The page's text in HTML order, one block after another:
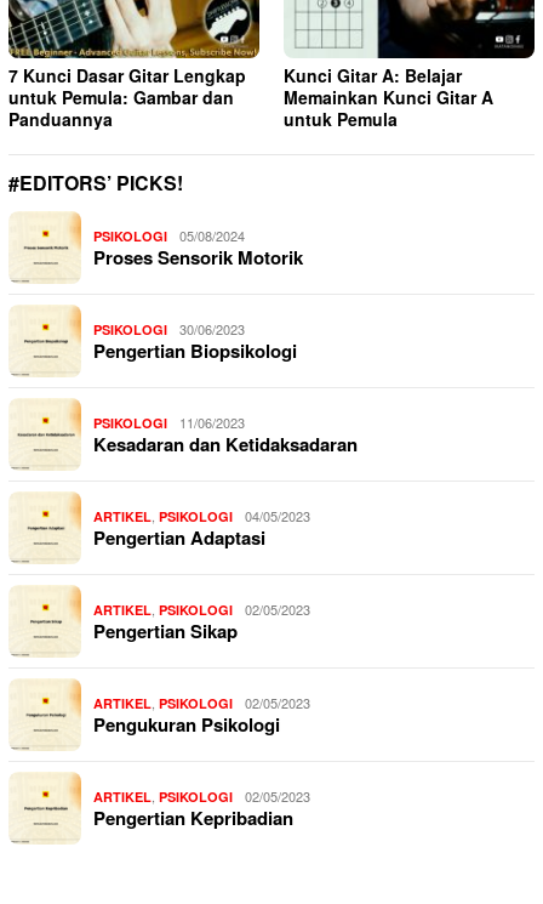
7 Kunci Dasar Gitar Lengkap
untuk Pemula: Gambar dan
Panduannya
Kunci Gitar A: Belajar
Memainkan Kunci Gitar A
untuk Pemula
#EDITORS’ PICKS!
PSIKOLOGI 05/08/2024
Proses Sensorik Motorik
PSIKOLOGI 30/06/2023
Pengertian Biopsikologi
PSIKOLOGI 11/06/2023
Kesadaran dan Ketidaksadaran
ARTIKEL PSIKOLOGI 04/05/2023
Pengertian Adaptasi
ARTIKEL PSIKOLOGI 02/05/2023
Pengertian Sikap
ARTIKEL PSIKOLOGI 02/05/2023
Pengukuran Psikologi
ARTIKEL PSIKOLOGI 02/05/2023
Pengertian Kepribadian